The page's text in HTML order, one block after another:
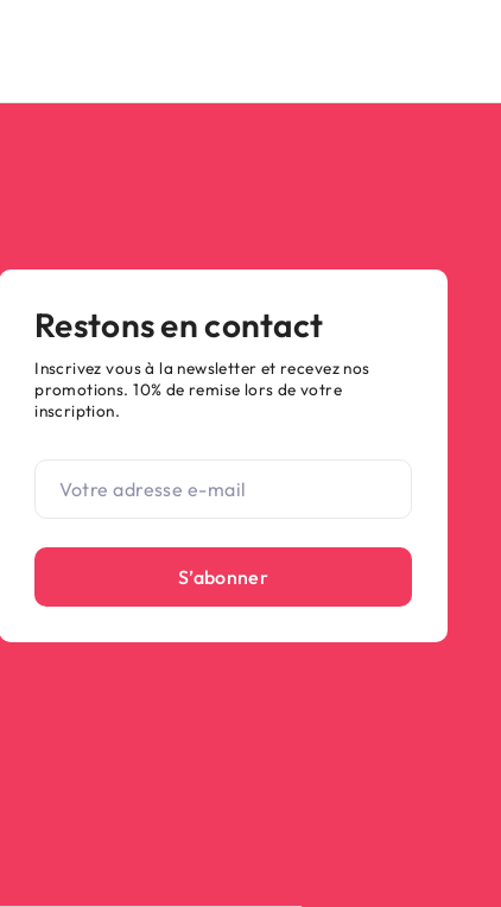
Restons en contact
Inscrivez vous à la newsletter et recevez nos
promotions. 10% de remise lors de votre
inscription.
S’abonner